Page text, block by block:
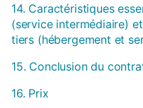
14. Caractéristiques
(service intermédiaire)
tiers (hébergement et
15. Conclusion du
16. Prix